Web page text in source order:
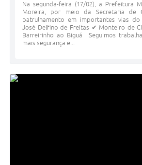
Na segunda-feira (17/02), a Prefeitura
Moreira, por meio da Secretaria de
patrulhamento em importantes vias
José Delfino de Freitas ✔ Monteiro de
Barreirinho ao Biguá Seguimos
mais segurança e...